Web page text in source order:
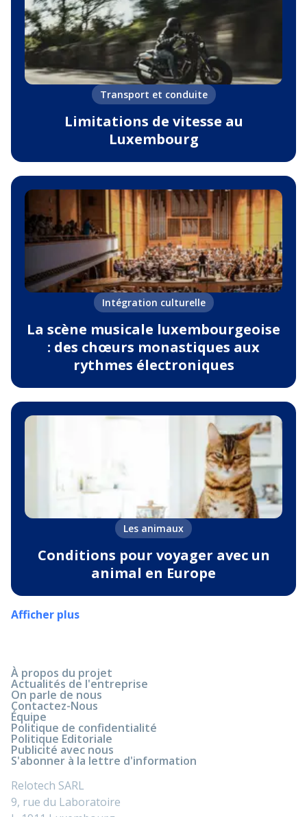
Transport et conduite
Limitations de vitesse au
Luxembourg
Intégration culturelle
La scène musicale luxembourgeoise
: des chœurs monastiques aux
rythmes électroniques
Les animaux
Conditions pour voyager avec un
animal en Europe
Afficher plus
À propos du projet
Actualités de l'entreprise
On parle de nous
Contactez-Nous
Équipe
Politique de confidentialité
Politique Editoriale
Publicité avec nous
S'abonner à la lettre d'information
Relotech SARL
9, rue du Laboratoire